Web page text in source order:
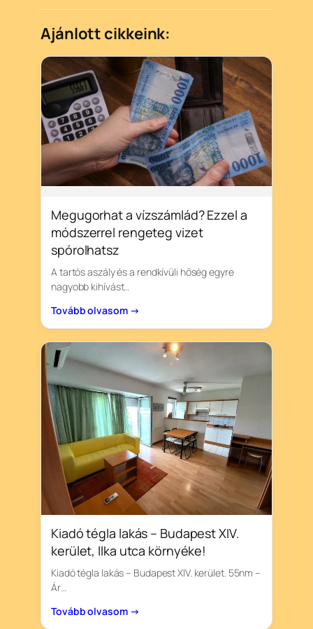
Ajánlott cikkeink:
Megugorhat a vízszámlád? Ezzel a
módszerrel rengeteg vizet
spórolhatsz
A tartós aszály és a rendkívüli hőség egyre
nagyobb kihívást…
Tovább olvasom →
Kiadó tégla lakás – Budapest XIV.
kerület, Ilka utca környéke!
Kiadó tégla lakás – Budapest XIV. kerület. 55nm –
Ár…
Tovább olvasom →